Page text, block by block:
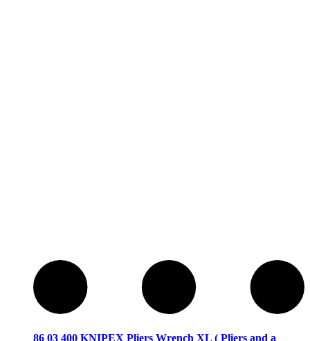
86 03 400 KNIPEX Pliers Wrench XL ( Pliers and a